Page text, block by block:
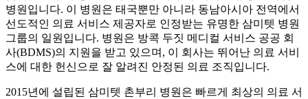
병원입니다. 이 병원은 태국뿐만 아니라 동남아시아 전역에서
선도적인 의료 서비스 제공자로 인정받는 유명한 삼미텟 병원
그룹의 일원입니다. 병원은 방콕 두짓 메디컬 서비스 공공 회
사(BDMS)의 지원을 받고 있으며, 이 회사는 뛰어난 의료 서비
스에 대한 헌신으로 잘 알려진 안정된 의료 조직입니다.
2015년에 설립된 삼미텟 촌부리 병원은 빠르게 최상의 의료 서